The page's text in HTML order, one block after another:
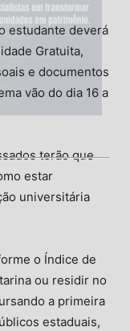
estudante deverá
Gratuita,
e documentos
vão do dia 16 a
terão que
estar
universitária
o Índice de
ou residir no
a primeira
estaduais,